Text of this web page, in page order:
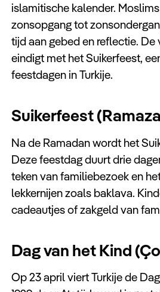
islamitische kalender.
zonsopgang tot
tijd aan gebed en reflectie. De
eindigt met het Suikerfeest,
feestdagen in Turkije.
Suikerfeest
Na de Ramadan wordt het
Deze feestdag duurt drie
teken van familiebezoek en
lekkernijen zoals baklava.
cadeautjes of zakgeld van
Dag van het Kind
Op 23 april viert Turkije de